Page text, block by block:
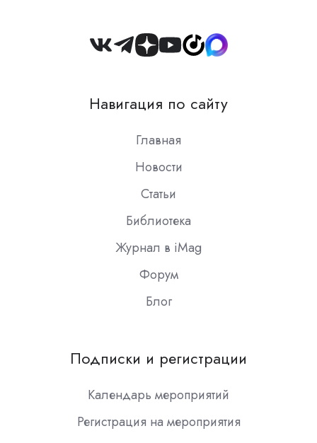
Join
Slack
Навигация по сайту
Главная
Новости
Статьи
Библиотека
Журнал в iMag
Форум
Блог
Подписки и регистрации
Календарь мероприятий
Регистрация на мероприятия